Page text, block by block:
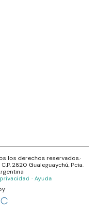
los derechos reservados.·
C.P.2820 Gualeguaychú, Pcia.
privacidad · Ayuda